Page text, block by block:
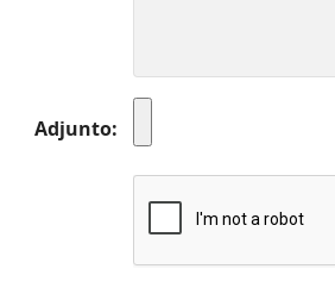
Adjunto